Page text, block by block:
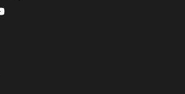
Facebook pagina (opent in nieuw
X pagina (opent in nieuw tabblad)
onze LinkedIn pagina (opent in nieuw
onze Instagram pagina (opent in
onze YouTube pagina (opent in